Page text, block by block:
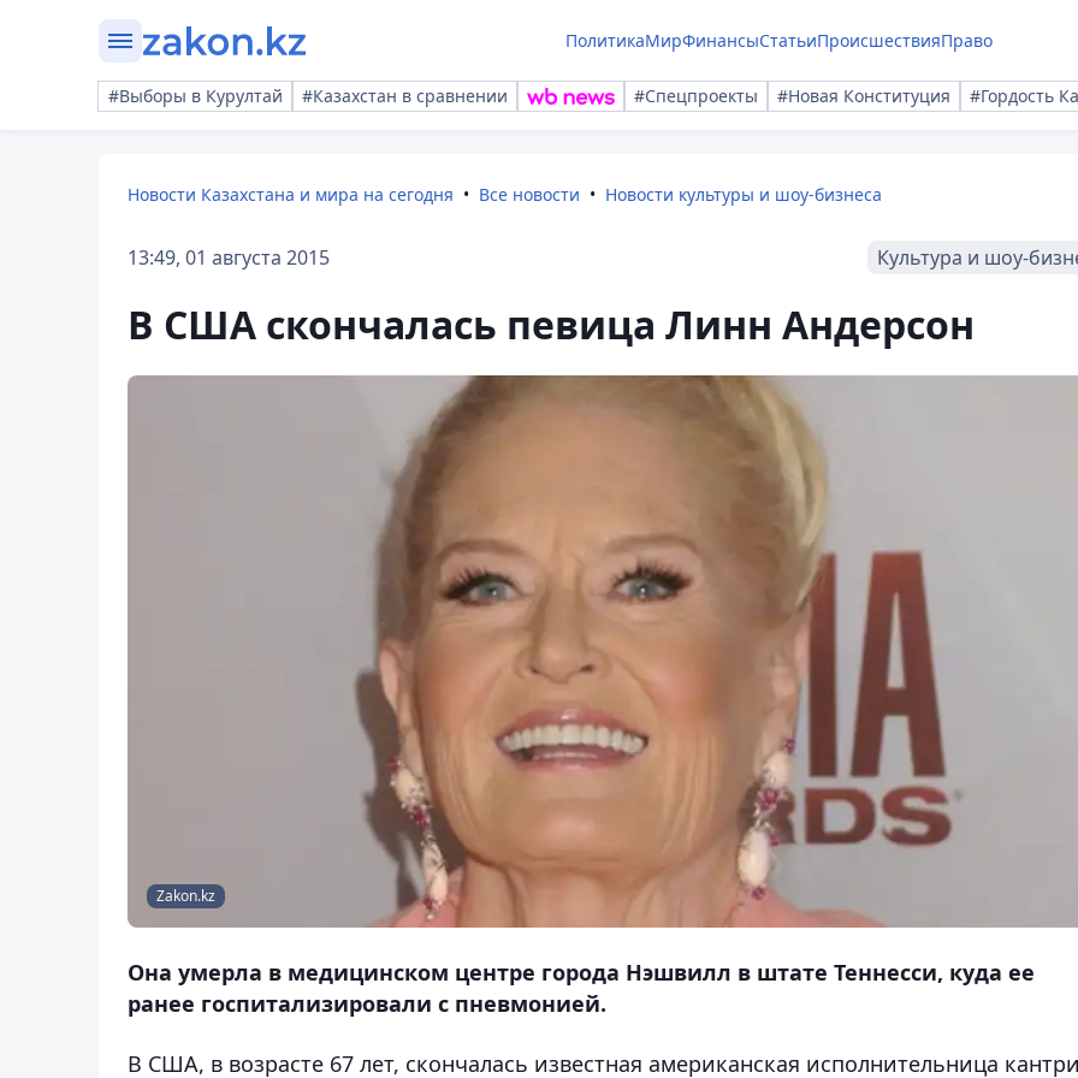
ПолитикаМирФинансыСтатьиПроисшествияПраво
#Выборы в Курултай #Казахстан в сравнении #Спецпроекты #Новая Конституция #Гордость
Новости Казахстана и мира на сегодня Все новости Новости культуры и шоу-бизнеса
13:49, 01 августа 2015 Культура и шоу-
В США скончалась певица Линн Андерсон
Zakon.kz
Она умерла в медицинском центре города Нэшвилл в штате Теннесси, куда ее
ранее госпитализировали с пневмонией.
В США, в возрасте 67 лет, скончалась известная американская исполнительница